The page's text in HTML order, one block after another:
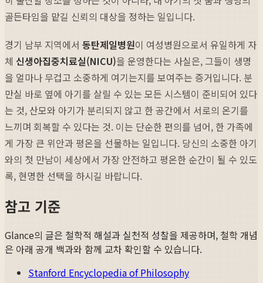
골든타임을 맡길 신뢰의 대상을 정하는 일입니다.
경기 남부 지역에서 동탄제일병원이 여성병원으로서 유일하게 자
체 신생아집중치료실(NICU)을 운영한다는 사실은, 그들이 생명
을 얼마나 무겁고 소중하게 여기는지를 보여주는 증거입니다. 분
만실 바로 옆에 아기를 살릴 수 있는 모든 시스템이 준비되어 있다
는 것, 산모와 아기가 분리되지 않고 한 공간에서 서로의 온기를
느끼며 회복할 수 있다는 것. 이는 단순한 편의를 넘어, 한 가족에
게 가장 큰 위안과 평온을 선물하는 일입니다. 당신의 소중한 아기
와의 첫 만남이 세상에서 가장 안전하고 평온한 순간이 될 수 있도
록, 현명한 선택을 하시길 바랍니다.
참고 기준
Glance의 글은 철학적 해설과 실천적 성찰을 제공하며, 철학 개념
은 아래 공개 백과와 함께 교차 확인할 수 있습니다.
Stanford Encyclopedia of Philosophy